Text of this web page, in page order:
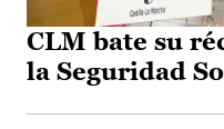
CLM bate su
la Seguridad